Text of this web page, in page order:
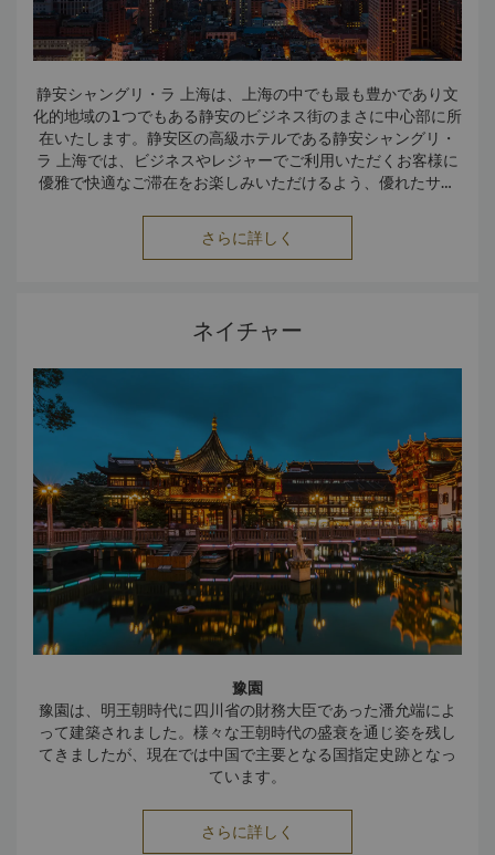
静安シャングリ・ラ 上海は、上海の中でも最も豊かであり文
化的地域の1つでもある静安のビジネス街のまさに中心部に所
在いたします。静安区の高級ホテルである静安シャングリ・
ラ 上海では、ビジネスやレジャーでご利用いただくお客様に
優雅で快適なご滞在をお楽しみいただけるよう、優れたサー
さらに詳しく
ネイチャー
豫園
豫園は、明王朝時代に四川省の財務大臣であった潘允端によ
って建築されました。様々な王朝時代の盛衰を通じ姿を残し
てきましたが、現在では中国で主要となる国指定史跡となっ
ています。
の壮大な建築様式の影響を受けています。
塔の複雑なデザインや外観が豫園の湖を背景にアクセントと
さらに詳しく